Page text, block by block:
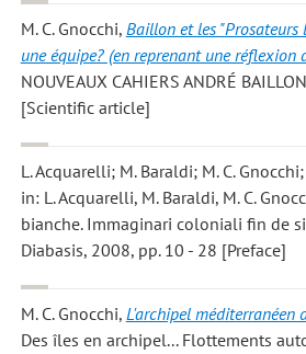
M. C. Gnocchi, Baillon et les
une équipe? (en reprenant une réflexion
NOUVEAUX CAHIERS ANDRÉ
[Scientific article]
L. Acquarelli; M. Baraldi; M. C. Gnocchi;
in: L. Acquarelli, M. Baraldi, M. C.
bianche. Immaginari coloniali fin de
Diabasis, 2008, pp. 10 - 28 [Preface]
M. C. Gnocchi, L'archipel méditerranéen
Des îles en archipel... Flottements